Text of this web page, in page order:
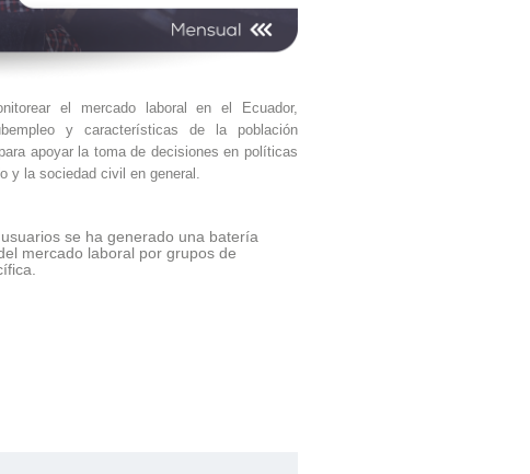
el mercado laboral en el Ecuador,
y características de la población
apoyar la toma de decisiones en políticas
y la sociedad civil en general.
se ha generado una batería
mercado laboral por grupos de